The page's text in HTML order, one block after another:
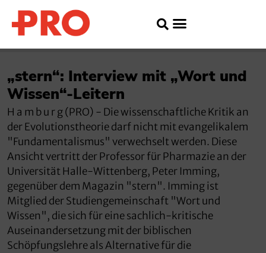
„stern“: Interview mit „Wort und
Wissen“-Leitern
H a m b u r g (PRO) - Die wissenschaftliche Kritik an
der Evolutionstheorie darf nicht mit evangelikalem
"Fundamentalismus" verwechselt werden. Diese
Ansicht vertritt der Professor für Pharmazie an der
Universität Halle-Wittenberg, Peter Imming,
gegenüber dem Magazin "stern". Imming ist
Mitglied der Studiengemeinschaft "Wort und
Wissen", die sich für eine sachlich-kritische
Auseinandersetzung mit der biblischen
Schöpfungslehre als Alternative für die